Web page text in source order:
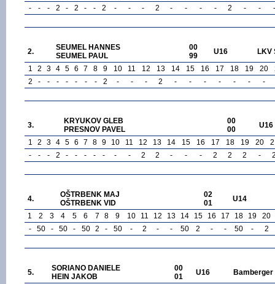
-
- - 2 - 2 - - 2 - - - 2 - - - - 2 - - -
2.
SEUMEL HANNES
SEUMEL PAUL
00
99
U16
LKV
1
2 3 4 5 6 7 8 9 10 11 12 13 14 15 16 17 18 19 20
2
- - - - - - - 2 - - - 2 - - - - - - -
3.
KRYUKOV GLEB
PRESNOV PAVEL
00
00
U16
1
2 3 4 5 6 7 8 9 10 11 12 13 14 15 16 17 18 19 20
-
- - 2 - - - - - - - 2 2 - - - 2 2 2 -
4.
OŠTRBENK MAJ
OŠTRBENK VID
02
01
U14
1
2 3 4 5 6 7 8 9 10 11 12 13 14 15 16 17 18 19
20
-
50 - 50 - 50 2 - 50 - 2 - - 50 2 - - 50 - 2
5.
SORIANO DANIELE
HEIN JAKOB
00
01
U16
Bamberger